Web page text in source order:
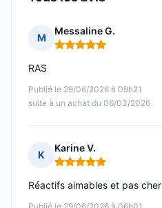
M
Messaline G.
Note : 5 sur 5
Publié le 29/06/2026 à 09h21
suite à un achat du 06/03/2026
RAS
K
Karine V.
Note : 5 sur 5
Réactifs aimables et pas cher